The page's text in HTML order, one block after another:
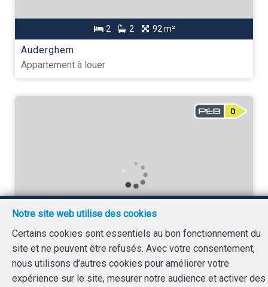
2 2 92 m²
Auderghem
Appartement à louer
3 1 120 m²
Nivelles
Maison à louer
Notre site web utilise des cookies
Certains cookies sont essentiels au bon fonctionnement du
site et ne peuvent être refusés. Avec votre consentement,
nous utilisons d’autres cookies pour améliorer votre
expérience sur le site, mesurer notre audience et activer des